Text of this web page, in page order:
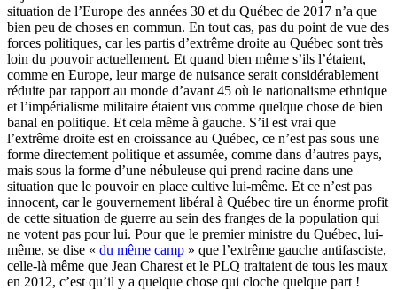
situation de l’Europe des années 30 et du Québec de 2017 n’a que
bien peu de choses en commun. En tout cas, pas du point de vue des
forces politiques, car les partis d’extrême droite au Québec sont très
loin du pouvoir actuellement. Et quand bien même s’ils l’étaient,
comme en Europe, leur marge de nuisance serait considérablement
réduite par rapport au monde d’avant 45 où le nationalisme ethnique
et l’impérialisme militaire étaient vus comme quelque chose de bien
banal en politique. Et cela même à gauche. S’il est vrai que
l’extrême droite est en croissance au Québec, ce n’est pas sous une
forme directement politique et assumée, comme dans d’autres pays,
mais sous la forme d’une nébuleuse qui prend racine dans une
situation que le pouvoir en place cultive lui-même. Et ce n’est pas
innocent, car le gouvernement libéral à Québec tire un énorme profit
de cette situation de guerre au sein des franges de la population qui
ne votent pas pour lui. Pour que le premier ministre du Québec, lui-
même, se dise « du même camp » que l’extrême gauche antifasciste,
celle-là même que Jean Charest et le PLQ traitaient de tous les maux
en 2012, c’est qu’il y a quelque chose qui cloche quelque part !